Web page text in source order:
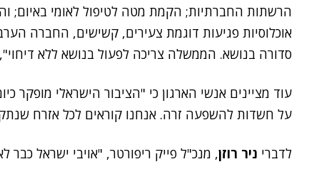
הרשתות החברתיות; הקמת מטה לטיפול לאומי באיום;
אוכלוסיות פגיעות דוגמת צעירים, קשישים, החברה
סדורה בנושא. הממשלה צריכה לפעול בנושא ללא
עוד מציינים אנשי הארגון כי "הציבור הישראלי מופקר
על חשדות להשפעה זרה. אנחנו קוראים לכל אזרח שנתקל
לדברי ניר רוזן, מנכ"ל פייק ריפורטר, "אויבי ישראל כבר